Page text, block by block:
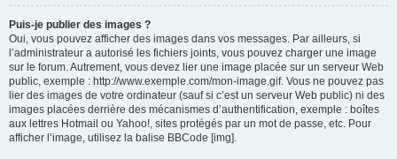
Puis-je publier des images ?
Oui, vous pouvez afficher des images dans vos messages. Par ailleurs, si
l’administrateur a autorisé les fichiers joints, vous pouvez charger une image
sur le forum. Autrement, vous devez lier une image placée sur un serveur Web
public, exemple : http://www.exemple.com/mon-image.gif. Vous ne pouvez pas
lier des images de votre ordinateur (sauf si c’est un serveur Web public) ni des
images placées derrière des mécanismes d’authentification, exemple : boîtes
aux lettres Hotmail ou Yahoo!, sites protégés par un mot de passe, etc. Pour
afficher l’image, utilisez la balise BBCode [img].